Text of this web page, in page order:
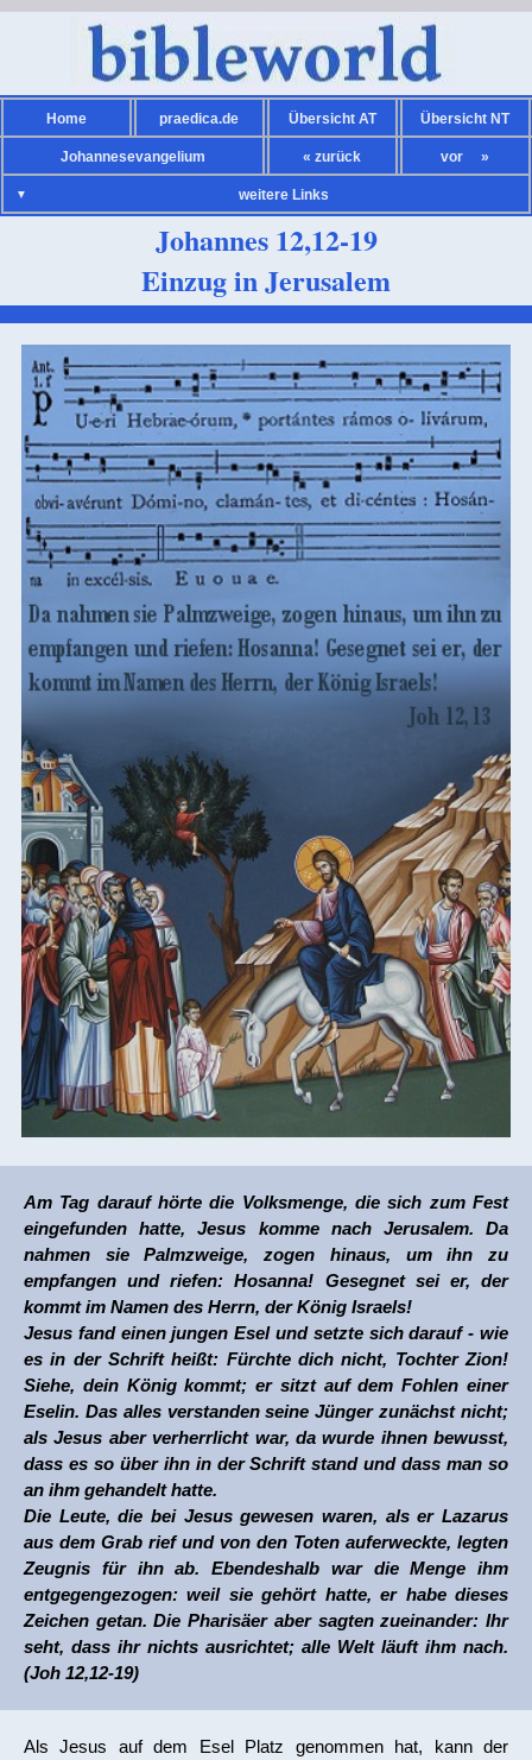
Home praedica.de Übersicht AT Übersicht NT
Johannesevangelium « zurück vor »
Bibelsprüche NT
Kalender
Kirchenjahr
Übersicht Heilige
Übersicht Maria
Verschiedenes
weitere Links
Johannes 12,12-19
Einzug in Jerusalem
Am Tag darauf hörte die Volksmenge, die sich zum Fest
eingefunden hatte, Jesus komme nach Jerusalem. Da
nahmen sie Palmzweige, zogen hinaus, um ihn zu
empfangen und riefen: Hosanna! Gesegnet sei er, der
kommt im Namen des Herrn, der König Israels!
Jesus fand einen jungen Esel und setzte sich darauf - wie
es in der Schrift heißt: Fürchte dich nicht, Tochter Zion!
Siehe, dein König kommt; er sitzt auf dem Fohlen einer
Eselin. Das alles verstanden seine Jünger zunächst nicht;
als Jesus aber verherrlicht war, da wurde ihnen bewusst,
dass es so über ihn in der Schrift stand und dass man so
an ihm gehandelt hatte.
Die Leute, die bei Jesus gewesen waren, als er Lazarus
aus dem Grab rief und von den Toten auferweckte, legten
Zeugnis für ihn ab. Ebendeshalb war die Menge ihm
entgegengezogen: weil sie gehört hatte, er habe dieses
Zeichen getan. Die Pharisäer aber sagten zueinander: Ihr
seht, dass ihr nichts ausrichtet; alle Welt läuft ihm nach.
(Joh 12,12-19)
Als Jesus auf dem Esel Platz genommen hat, kann der